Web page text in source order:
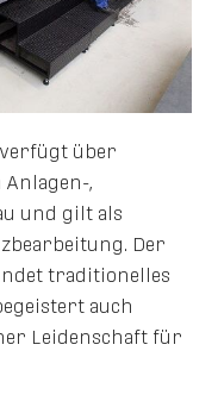
verfügt über
,
und gilt als
Der
traditionelles
auch
Leidenschaft für